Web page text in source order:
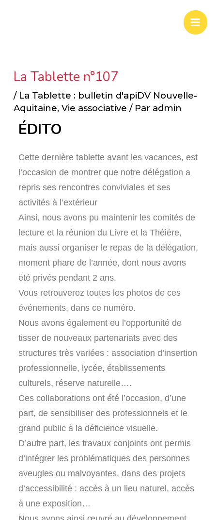
La Tablette n°107
/ La Tablette : bulletin d'apiDV Nouvelle-
Aquitaine,Vie associative / Par admin
ÉDITO
Cette dernière tablette avant les vacances, est
l’occasion de montrer que notre délégation a
repris ses rencontres conviviales et ses
activités à l’extérieur
Ainsi, nous avons pu maintenir les comités de
lecture et la réunion du Livre et la Théière,
mais aussi organiser le repas de la délégation,
moment phare de l’année, dont nous avons
été privés pendant 2 ans.
Vous retrouverez toutes les photos de ces
événements, dans ce numéro.
Nous avons également eu l’opportunité de
tisser de nouveaux partenariats avec des
structures très variées : association d’insertion
professionnelle, lycée, établissements
culturels, réserve naturelle….
Ces collaborations ont été l’occasion, d’une
part, de sensibiliser des professionnels et le
grand public à la déficience visuelle.
D’autre part, les travaux conjoints ont permis
d’intégrer les problématiques des personnes
aveugles ou malvoyantes, dans des projets
d’accessibilité : accès à un lieu naturel, accès
à une exposition…